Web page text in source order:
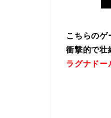
こちらのゲ
衝撃的で壮
ラグナドー